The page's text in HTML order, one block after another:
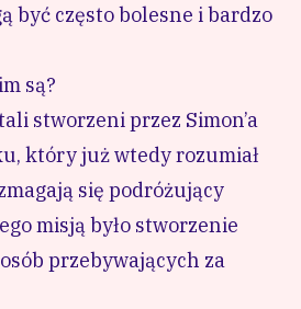
być często bolesne i bardzo
są?
stworzeni przez Simon’a
który już wtedy rozumiał
się podróżujący
misją było stworzenie
przebywających za